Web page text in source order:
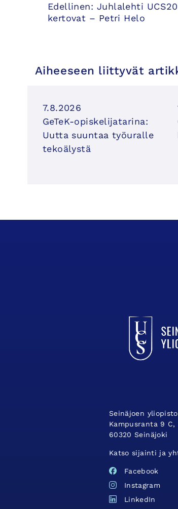
Artikkelien
selaus
Edellinen: Juhlalehti
kertovat – Petri Helo
Aiheeseen liittyvät
7.8.2026
GeTeK-opiskelijatarina:
Uutta suuntaa työuralle
tekoälystä
Seinäjoen
Kampusranta 9 C,
60320 Seinäjoki
Katso sijainti ja
Facebook
Instagram
LinkedIn